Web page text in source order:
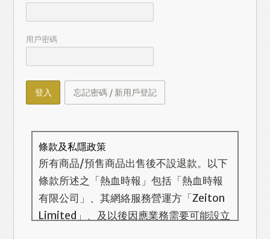
用戶密碼
登入 忘記密碼 / 新用戶登記
條款及私隱政策
所有商品/預售商品出售後不設退款。以下
條款所述之「熱血時報」包括「熱血時報
有限公司」、其網絡服務營運方「Zeiton
Limited」、及以後因應業務需要可能設立